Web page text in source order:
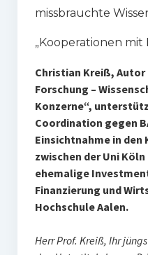
missbrauchte
„Kooperationen
Christian Kreiß, Autor
Forschung –
Konzerne“,
Coordination gegen
Einsichtnahme in
zwischen der Uni Köln
ehemalige
Finanzierung und
Hochschule Aalen.
Herr Prof. Kreiß, Ihr